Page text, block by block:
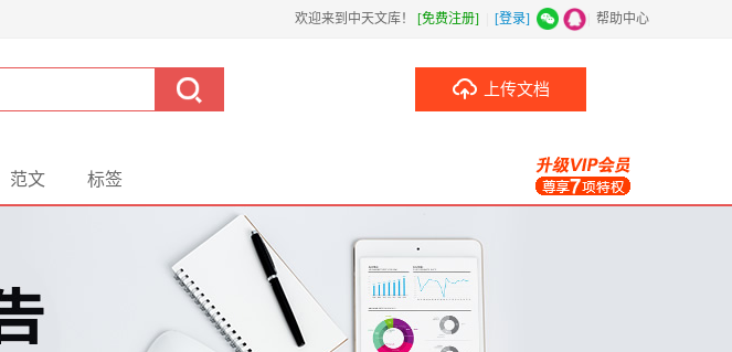
欢迎来到中天文库！ [免费注册] [登录] 帮助中心
上传文档
范文 标签